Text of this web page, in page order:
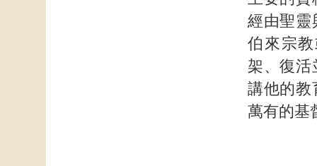
經由聖靈
伯來宗
架、復活
講他的教